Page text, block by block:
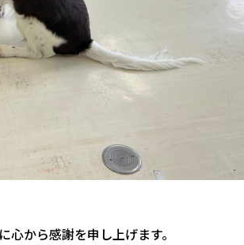
心から感謝を申し上げます。